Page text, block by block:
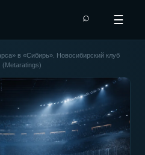
⌕ ☰
в «Сибирь». Новосибирский клуб
(Metaratings)